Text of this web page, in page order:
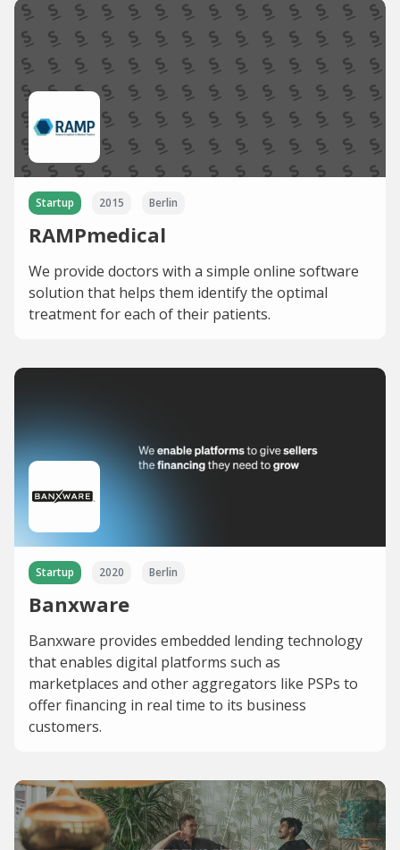
Startup 2015 Berlin
RAMPmedical
We provide doctors with a simple online software
solution that helps them identify the optimal
treatment for each of their patients.
Startup 2020 Berlin
Banxware
Banxware provides embedded lending technology
that enables digital platforms such as
marketplaces and other aggregators like PSPs to
offer financing in real time to its business
customers.